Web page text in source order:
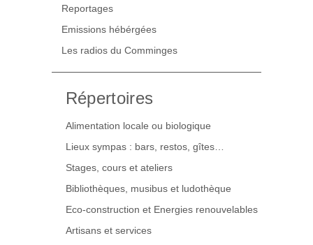
Reportages
Emissions hébérgées
Les radios du Comminges
Répertoires
Alimentation locale ou biologique
Lieux sympas : bars, restos, gîtes…
Stages, cours et ateliers
Bibliothèques, musibus et ludothèque
Eco-construction et Energies renouvelables
Artisans et services